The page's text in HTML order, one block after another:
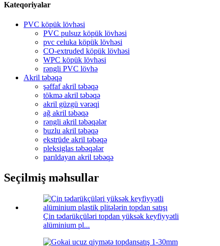
Kateqoriyalar
PVC köpük lövhəsi
PVC pulsuz köpük lövhəsi
pvc celuka köpük lövhəsi
CO-extruded köpük lövhəsi
WPC köpük lövhəsi
rəngli PVC lövhə
Akril təbəqə
şəffaf akril təbəqə
tökmə akril təbəqə
akril güzgü vərəqi
ağ akril təbəqə
rəngli akril təbəqələr
buzlu akril təbəqə
ekstrüde akril təbəqə
pleksiglas təbəqələr
parıldayan akril təbəqə
Seçilmiş məhsullar
Çin tədarükçüləri topdan yüksək keyfiyyətli
alüminium pl...